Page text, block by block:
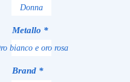
Donna
Metallo *
bianco e oro rosa
Brand *